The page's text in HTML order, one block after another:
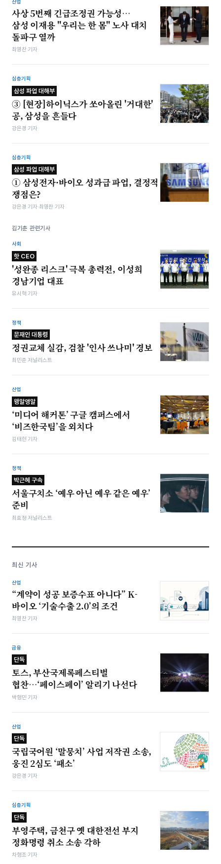
산업
사상 5번째 긴급조정권 가능성…
삼성 이재용 "우리는 한 몸" 노사 대치
돌파구 열까
최영찬 기자
심층기획
삼성 파업 대해부
③ [현장]하이닉스가 쏘아올린 '거대한'
공, 삼성을 흔들다
강은경 기자
심층기획
삼성 파업 대해부
① 삼성전자·바이오 성과급 파업, 결정적
쟁점은?
강은경 기자·최영찬 기자
김기춘 관련기사
사회
핫 CEO
'성완종 리스크' 극복 총력전, 이성희
경남기업 대표
유시혁 기자
정책
문재인 대통령
정권교체 실감, 검찰 '인사 쓰나미' 경보
최민준 저널리스트
산업
왱알앵알
‘미디어 해커톤’ 구글 캠퍼스에서
‘비즈한국팀’을 외치다
김태현 기자
정책
박근혜 구속
서울구치소 ‘예우 아닌 예우 같은 예우’
준비
최효정 저널리스트
최신 기사
산업
“계약이 성공 보증수표 아니다” K-
바이오 ‘기술수출 2.0’의 조건
최영찬 기자
금융
단독
토스, 부산국제록페스티벌
협찬…‘페이스페이’ 알리기 나선다
박형민 기자
산업
단독
국립국어원 ‘말뭉치’ 사업 저작권 소송,
웅진 2심도 ‘패소’
강은경 기자
심층기획
단독
부영주택, 금천구 옛 대한전선 부지
정화명령 취소 소송 각하
차형조 기자